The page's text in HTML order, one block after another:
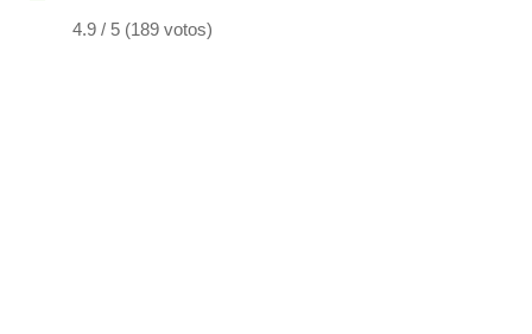
4.9 / 5 (189 votos)